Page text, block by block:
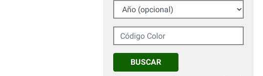
Año (opcional)
Código Color
BUSCAR